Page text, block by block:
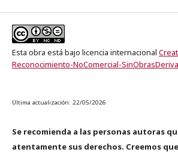
Esta obra está bajo licencia internacional
Reconocimiento-NoComercial-
Última actualización: 22/05/2026
Se recomienda a las personas autoras
atentamente sus derechos. Creemos